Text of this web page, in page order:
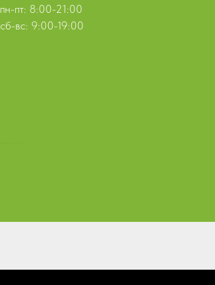
пн-пт: 8:00-21:00
сб-вс: 9:00-19:00